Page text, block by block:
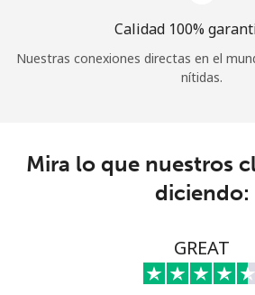
Calidad 100%
Nuestras conexiones directas en el
nítidas.
Mira lo que nuestros
diciendo:
GREAT